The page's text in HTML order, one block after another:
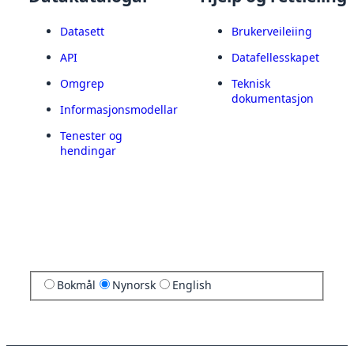
Datasett
API
Omgrep
Informasjonsmodellar
Tenester og
hendingar
Brukerveileiing
Datafellesskapet
Teknisk
dokumentasjon
Bokmål Nynorsk English